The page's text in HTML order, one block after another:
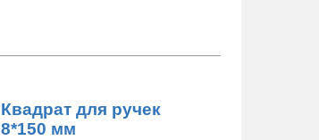
Квадрат для ручек
8*150 мм